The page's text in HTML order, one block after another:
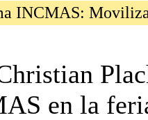
INCMAS:
en la